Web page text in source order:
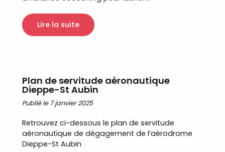
Lire la suite
Plan de servitude aéronautique
Dieppe-St Aubin
Publié le 7 janvier 2025
Retrouvez ci-dessous le plan de servitude
aéronautique de dégagement de l’aérodrome
Dieppe-St Aubin